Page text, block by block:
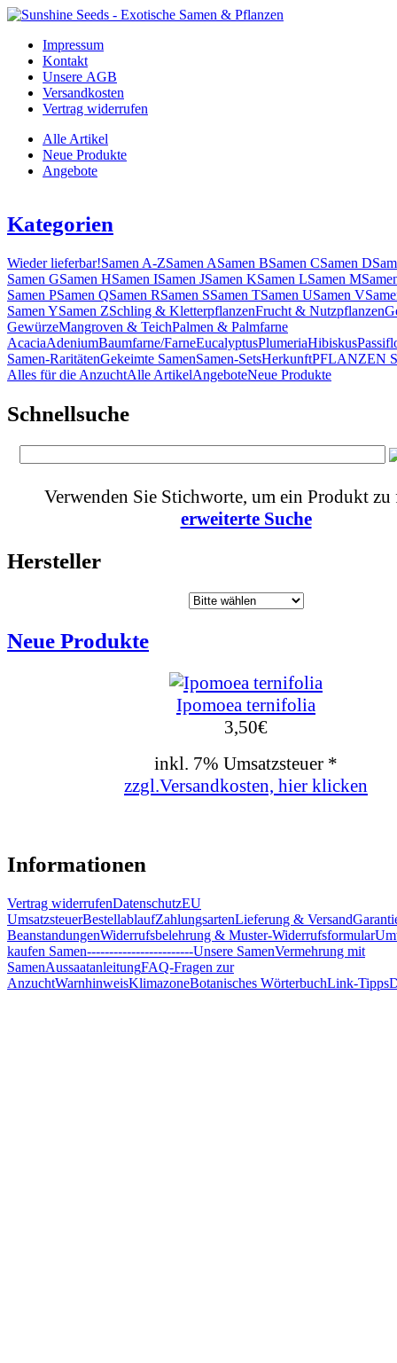
Impressum
Kontakt
Unsere AGB
Versandkosten
Vertrag widerrufen
Alle Artikel
Neue Produkte
Angebote
Kategorien
Wieder lieferbar!Samen A-ZSamen ASamen BSamen CSamen D
Samen GSamen HSamen ISamen JSamen KSamen LSamen M
Samen PSamen QSamen RSamen SSamen TSamen USamen V
Samen YSamen ZSchling & KletterpflanzenFrucht & Nutzpflanzen
GewürzeMangroven & TeichPalmen & Palmfarne
AcaciaAdeniumBaumfarne/FarneEucalyptusPlumeriaHibiskus
Samen-RaritätenGekeimte SamenSamen-SetsHerkunftPFLANZEN
Alles für die AnzuchtAlle ArtikelAngeboteNeue Produkte
Schnellsuche
Verwenden Sie Stichworte, um ein Produkt zu
erweiterte Suche
Hersteller
Neue Produkte
Ipomoea ternifolia
3,50€
inkl. 7% Umsatzsteuer *
zzgl.Versandkosten, hier klicken
Informationen
Vertrag widerrufenDatenschutzEU
UmsatzsteuerBestellablaufZahlungsartenLieferung & Versand
BeanstandungenWiderrufsbelehrung & Muster-Widerrufsformular
kaufen Samen------------------------Unsere SamenVermehrung mit
SamenAussaatanleitungFAQ-Fragen zur
AnzuchtWarnhinweisKlimazoneBotanisches WörterbuchLink-Tipps